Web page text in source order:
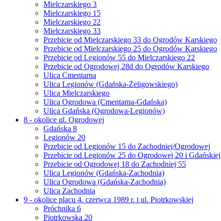
Mielczarskiego 3
Mielczarskiego 15
Mielczarskiego 22
Mielczarskiego 33
Przebicie od Mielczarskiego 33 do Ogrodów Karskiego
Przebicie od Mielczarskiego 25 do Ogrodów Karskiego
Przebicie od Legionów 55 do Mielczarskiego 22
Przebicie od Ogrodowej 28d do Ogrodów Karskiego
Ulica Cmentarna
Ulica Legionów (Gdańska-Żeligowskiego)
Ulica Mielczarskiego
Ulica Ogrodowa (Cmentarna-Gdańska)
Ulica Gdańska (Ogrodowa-Legionów)
8 - okolice ul. Ogrodowej
Gdańska 8
Legionów 20
Przebicie od Legionów 15 do Zachodniej/Ogrodowej
Przebicie od Legionów 25 do Ogrodowej 20 i
Przebicie od Ogrodowej 18 do Zachodniej 55
Ulica Legionów (Gdańska-Zachodnia)
Ulica Ogrodowa (Gdańska-Zachodnia)
Ulica Zachodnia
9 - okolice placu 4. czerwca 1989 r. i ul. Piotrkowskiej
Próchnika 6
Piotrkowska 20